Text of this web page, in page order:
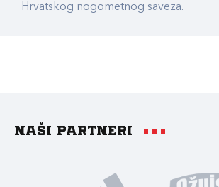
Hrvatskog nogometnog saveza.
Naši partneri